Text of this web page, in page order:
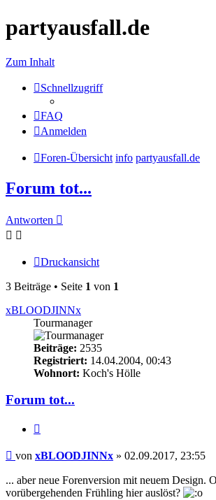
partyausfall.de
Zum Inhalt
Schnellzugriff
FAQ
Anmelden
Foren-Übersicht info partyausfall.de
Forum tot...
Antworten
Druckansicht
3 Beiträge • Seite 1 von 1
xBLOODJINNx
Tourmanager
Beiträge: 2535
Registriert: 14.04.2004, 00:43
Wohnort: Koch's Hölle
Forum tot...
Beitrag
von xBLOODJINNx » 02.09.2017, 23:55
... aber neue Forenversion mit neuem Design.
vorübergehenden Frühling hier auslöst?